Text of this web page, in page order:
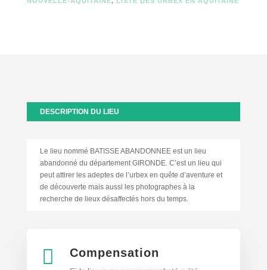
DESCRIPTION DU LIEU
Le lieu nommé BATISSE ABANDONNEE est un lieu
abandonné du département GIRONDE. C’est un lieu qui
peut attirer les adeptes de l’urbex en quête d’aventure et
de découverte mais aussi les photographes à la
recherche de lieux désaffectés hors du temps.
 Compensation